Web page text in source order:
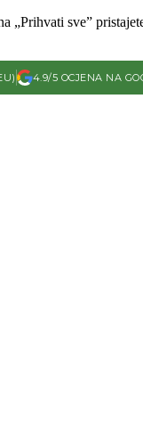
„Prihvati sve”
4.9/5 OCJENA NA